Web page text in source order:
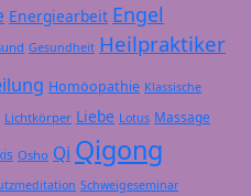
Energiearbeit Engel
Gesundheit Heilpraktiker
Homöopathie Klassische
Lichtkörper Liebe Lotus Massage
Osho Qi Qigong
Schweigeseminar